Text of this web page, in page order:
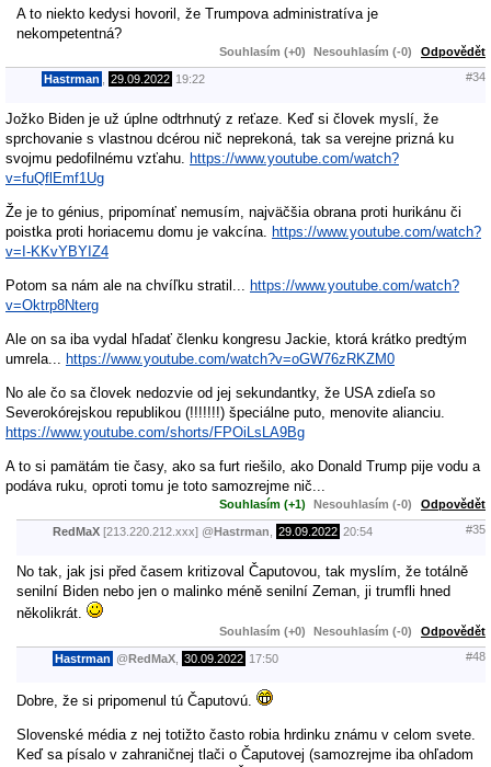
A to niekto kedysi hovoril, že Trumpova administratíva je
nekompetentná?
Souhlasím (+0) Nesouhlasím (-0) Odpovědět
Hastrman 29.09.2022 19:22 #34
Jožko Biden je už úplne odtrhnutý z reťaze. Keď si človek myslí, že
sprchovanie s vlastnou dcérou nič neprekoná, tak sa verejne prizná ku
svojmu pedofilnému vzťahu. https://www.youtube.com/watch?
v=fuQflEmf1Ug
Že je to génius, pripomínať nemusím, najväčšia obrana proti hurikánu či
poistka proti horiacemu domu je vakcína. https://www.youtube.com/watch?
v=I-KKvYBYIZ4
Potom sa nám ale na chvíľku stratil... https://www.youtube.com/watch?
v=Oktrp8Nterg
Ale on sa iba vydal hľadať členku kongresu Jackie, ktorá krátko predtým
umrela... https://www.youtube.com/watch?v=oGW76zRKZM0
No ale čo sa človek nedozvie od jej sekundantky, že USA zdieľa so
Severokórejskou republikou (!!!!!!!) špeciálne puto, menovite alianciu.
https://www.youtube.com/shorts/FPOiLsLA9Bg
A to si pamätám tie časy, ako sa furt riešilo, ako Donald Trump pije vodu a
podáva ruku, oproti tomu je toto samozrejme nič...
Souhlasím (+1) Nesouhlasím (-0) Odpovědět
RedMaX [213.220.212.xxx] @Hastrman 29.09.2022 20:54 #35
No tak, jak jsi před časem kritizoval Čaputovou, tak myslím, že totálně
senilní Biden nebo jen o malinko méně senilní Zeman, ji trumfli hned
několikrát.
Souhlasím (+0) Nesouhlasím (-0) Odpovědět
Hastrman @RedMaX 30.09.2022 17:50 #48
Dobre, že si pripomenul tú Čaputovú.
Slovenské média z nej totižto často robia hrdinku známu v celom svete.
Keď sa písalo v zahraničnej tlači o Čaputovej (samozrejme iba ohľadom